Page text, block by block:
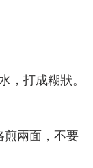
，打成糊狀。
煎兩面，不要